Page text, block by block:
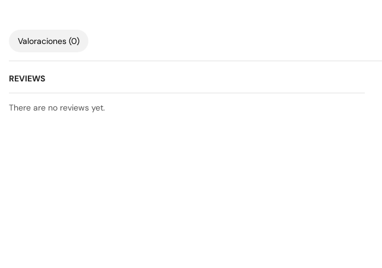
Valoraciones (0)
REVIEWS
There are no reviews yet.